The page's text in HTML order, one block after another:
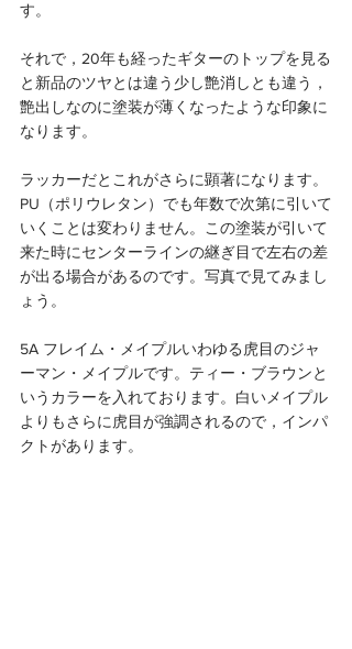
す。
それで，20年も経ったギターのトップを見る
と新品のツヤとは違う少し艶消しとも違う，
艶出しなのに塗装が薄くなったような印象に
なります。
ラッカーだとこれがさらに顕著になります。
PU（ポリウレタン）でも年数で次第に引いて
いくことは変わりません。この塗装が引いて
来た時にセンターラインの継ぎ目で左右の差
が出る場合があるのです。写真で見てみまし
ょう。
5A フレイム・メイプルいわゆる虎目のジャ
ーマン・メイプルです。ティー・ブラウンと
いうカラーを入れております。白いメイプル
よりもさらに虎目が強調されるので，インパ
クトがあります。